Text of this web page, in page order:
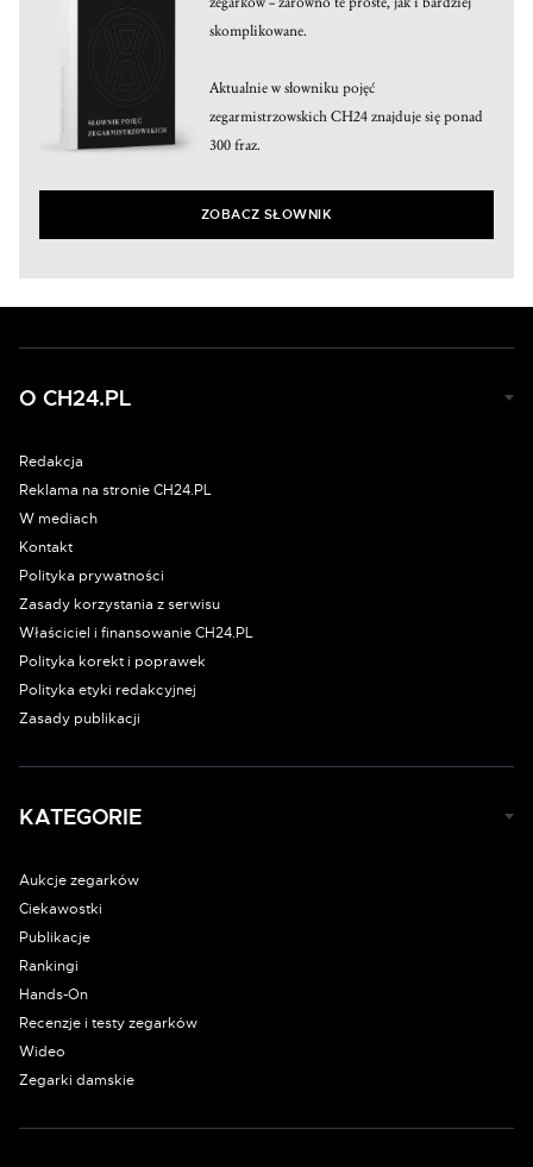
skomplikowane.
Aktualnie w słowniku pojęć
zegarmistrzowskich CH24 znajduje się ponad
300 fraz.
ZOBACZ SŁOWNIK
O CH24.PL
Redakcja
Reklama na stronie CH24.PL
W mediach
Kontakt
Polityka prywatności
Zasady korzystania z serwisu
Właściciel i finansowanie CH24.PL
Polityka korekt i poprawek
Polityka etyki redakcyjnej
Zasady publikacji
KATEGORIE
Aukcje zegarków
Ciekawostki
Publikacje
Rankingi
Hands-On
Recenzje i testy zegarków
Wideo
Zegarki damskie